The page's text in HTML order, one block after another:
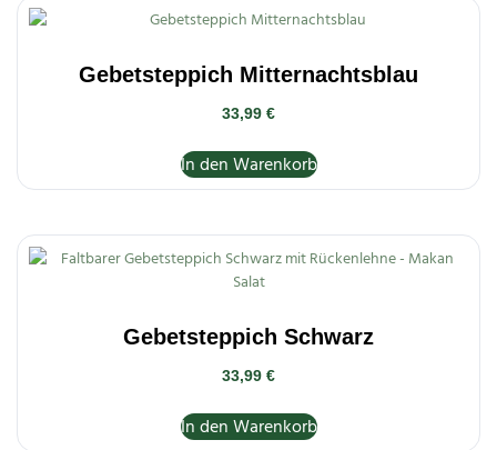
Gebetsteppich Mitternachtsblau
33,99 €
In den Warenkorb
Gebetsteppich Schwarz
33,99 €
In den Warenkorb